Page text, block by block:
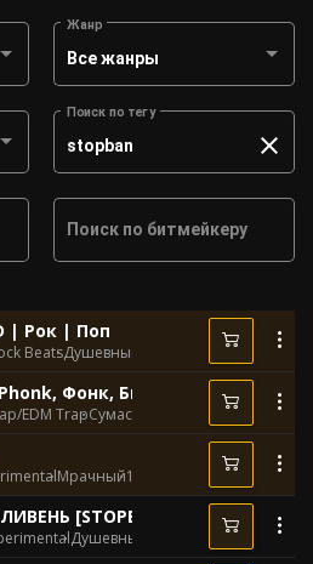
Все жанры
Жанр
Поиск по тегу
Поиск по битмейкеру
| Рок | Поп
BeatsДушевный
Фонк, Быстрый, Trap,
EDM TrapСумасшедший 80 BPM
Мрачный138 BPM
[STOPBAN X LOVV66 X OG
Душевный